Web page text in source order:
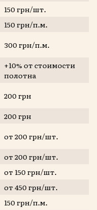
150 грн/шт.
150 грн/п.м.
300 грн/п.м.
+10% от стоимости
полотна
200 грн
200 грн
от 200 грн/шт.
от 200 грн/шт.
от 150 грн/шт.
от 450 грн/шт.
150 грн/п.м.